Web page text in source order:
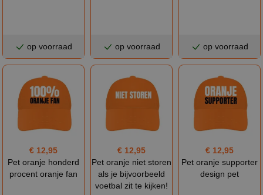
op voorraad op voorraad op voorraad
€ 12,95
Pet oranje honderd
procent oranje fan
€ 12,95
Pet oranje niet storen
als je bijvoorbeeld
voetbal zit te kijken!
€ 12,95
Pet oranje supporter
design pet